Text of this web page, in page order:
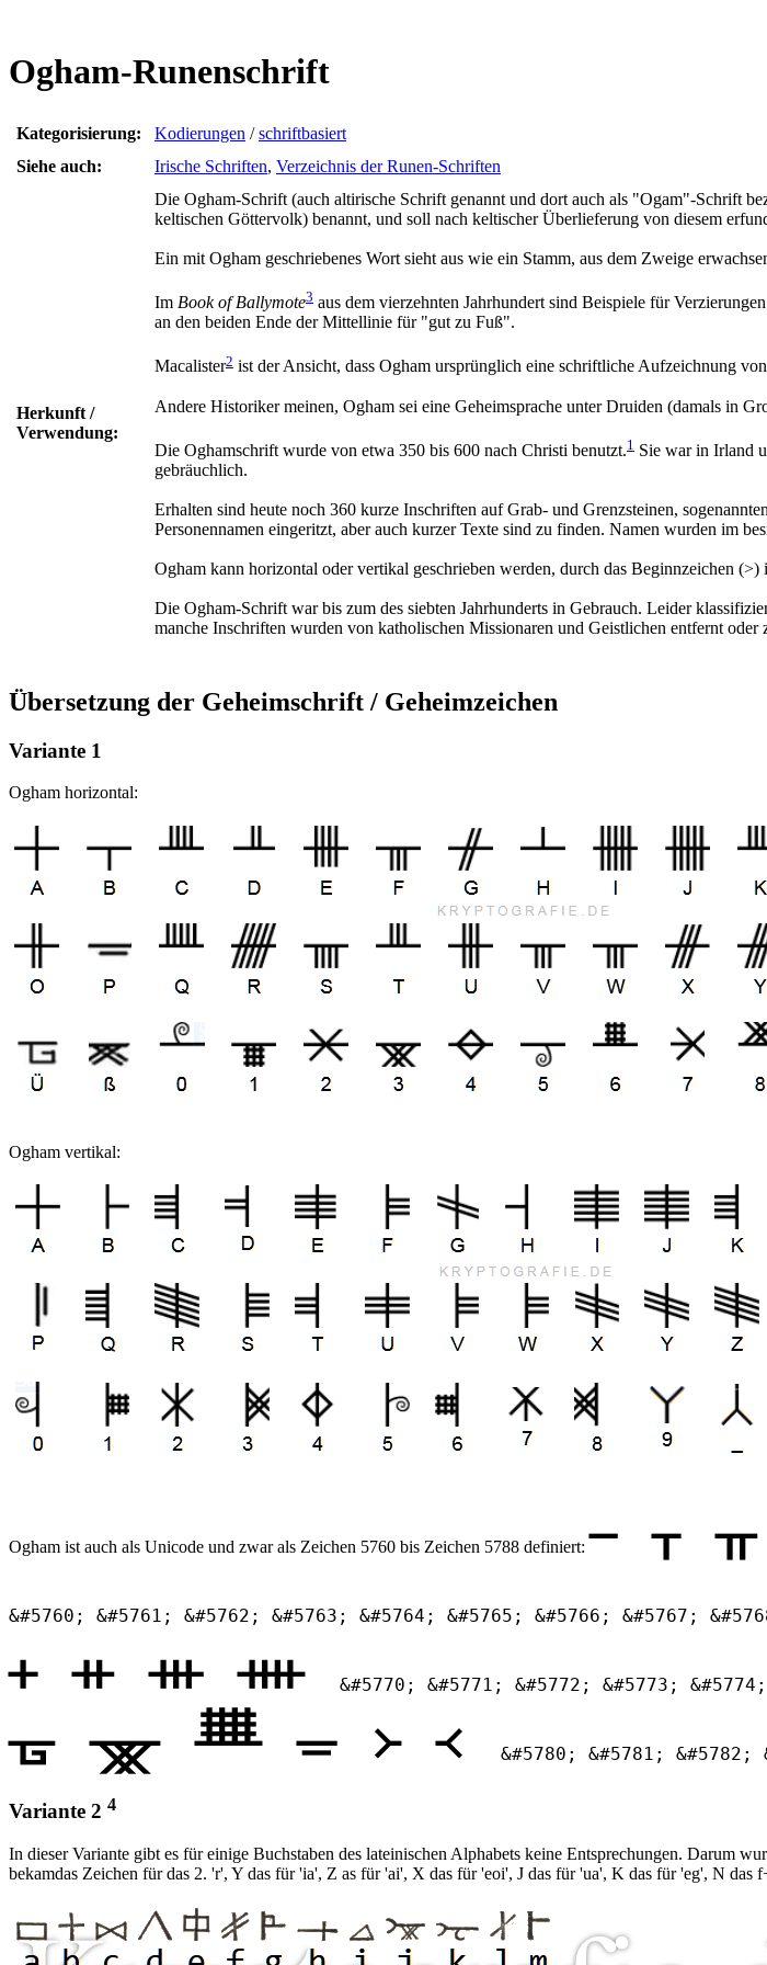
Ogham-Runenschrift
Kategorisierung: Kodierungen /schriftbasiert
Siehe auch:
Irische Schriften, Verzeichnis der Runen-Schriften
Herkunft /
Verwendung:
Die Ogham-Schrift (auch altirische Schrift genannt und dort auch als "Ogam"-Schrift
keltischen Göttervolk) benannt, und soll nach keltischer Überlieferung von diesem
Ein mit Ogham geschriebenes Wort sieht aus wie ein Stamm, aus dem Zweige
Im Book of Ballymote3 aus dem vierzehnten Jahrhundert sind Beispiele für
an den beiden Ende der Mittellinie für "gut zu Fuß".
Macalister2 ist der Ansicht, dass Ogham ursprünglich eine schriftliche Aufzeichnung
Andere Historiker meinen, Ogham sei eine Geheimsprache unter Druiden (damals in
Die Oghamschrift wurde von etwa 350 bis 600 nach Christi benutzt.1 Sie war in Irland
gebräuchlich.
Erhalten sind heute noch 360 kurze Inschriften auf Grab- und Grenzsteinen,
Personennamen eingeritzt, aber auch kurzer Texte sind zu finden. Namen wurden im
Ogham kann horizontal oder vertikal geschrieben werden, durch das Beginnzeichen
Die Ogham-Schrift war bis zum des siebten Jahrhunderts in Gebrauch. Leider
manche Inschriften wurden von katholischen Missionaren und Geistlichen entfernt oder
Übersetzung der Geheimschrift / Geheimzeichen
Variante 1
Ogham horizontal:
Ogham vertikal:
Ogham ist auch als Unicode und zwar als Zeichen 5760 bis Zeichen 5788 definiert: ᚁ ᚂ
&#5760; &#5761; &#5762; &#5763; &#5764; &#5765; &#5766; &#5767;
ᚐ ᚑ ᚒ ᚓ
&#5770; &#5771; &#5772; &#5773;
ᚗ ᚘ ᚙ ᚚ ᚛ ᚜
&#5780; &#5781; &#5782;
Variante 2 4
In dieser Variante gibt es für einige Buchstaben des lateinischen Alphabets keine Entsprechungen. Darum
bekamdas Zeichen für das 2. 'r', Y das für 'ia', Z as für 'ai', X das für 'eoi', J das für 'ua', K das für 'eg', N